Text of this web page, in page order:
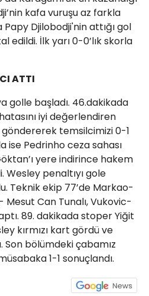
kafa vuruşu az farkla
Papy Djilobodji'nin attığı gol
edildi. İlk yarı 0-0’lık skorla
ATTI
golle başladı. 46.dakikada
iyi değerlendiren
göndererek temsilcimizi 0-1
ise Pedrinho ceza sahası
yere indirince hakem
Wesley penaltıyı gole
Teknik ekip 77’de Markao-
Mesut Can Tunalı, Vukovic-
89. dakikada stoper Yiğit
kırmızı kart gördü ve
Son bölümdeki çabamız
1-1 sonuçlandı.